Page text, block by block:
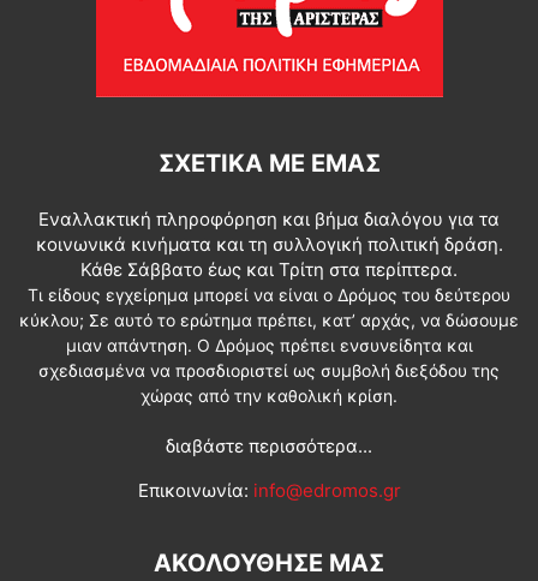
ΣΧΕΤΙΚΆ ΜΕ ΕΜΆΣ
Εναλλακτική πληροφόρηση και βήμα διαλόγου για τα
κοινωνικά κινήματα και τη συλλογική πολιτική δράση.
Κάθε Σάββατο έως και Τρίτη στα περίπτερα.
Τι είδους εγχείρημα μπορεί να είναι ο Δρόμος του δεύτερου
κύκλου; Σε αυτό το ερώτημα πρέπει, κατ’ αρχάς, να δώσουμε
μιαν απάντηση. Ο Δρόμος πρέπει ενσυνείδητα και
σχεδιασμένα να προσδιοριστεί ως συμβολή διεξόδου της
χώρας από την καθολική κρίση.
διαβάστε περισσότερα...
Επικοινωνία: info@edromos.gr
ΑΚΟΛΟΥΘΗΣΕ ΜΑΣ